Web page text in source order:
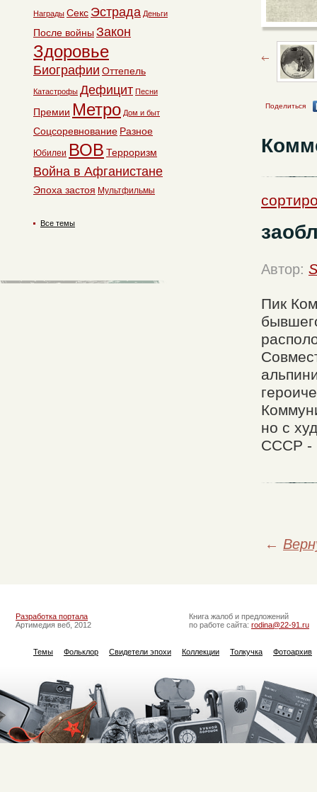
Поделиться
Автор:
Пик
но с
СССР -
←
Награды Секс Эстрада Деньги
После войны Закон
Здоровье
Биографии Оттепель
Катастрофы Дефицит Песни
Премии Метро Дом и быт
Соцсоревнование Разное
Юбилеи ВОВ Терроризм
Война в Афганистане
Эпоха застоя Мультфильмы
Все темы
Разработка портала
Артимедия веб, 2012
Книга жалоб и предложений
по работе сайта: rodina@22-91.ru
Темы Фольклор Свидетели эпохи Коллекции Толкучка Фотоархив